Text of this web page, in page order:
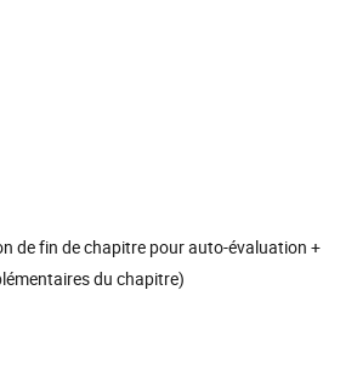
de fin de chapitre pour auto-évaluation +
du chapitre)